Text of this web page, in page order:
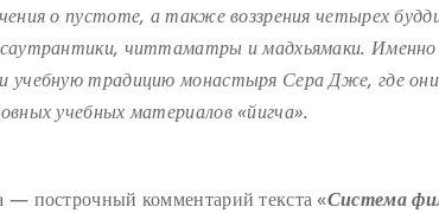
о пустоте, а также воззрения четырех
читтаматры и мадхьямаки. Именно
учебную традицию монастыря Сера Дже, где они
учебных материалов «йигча».
— построчный комментарий текста «Система